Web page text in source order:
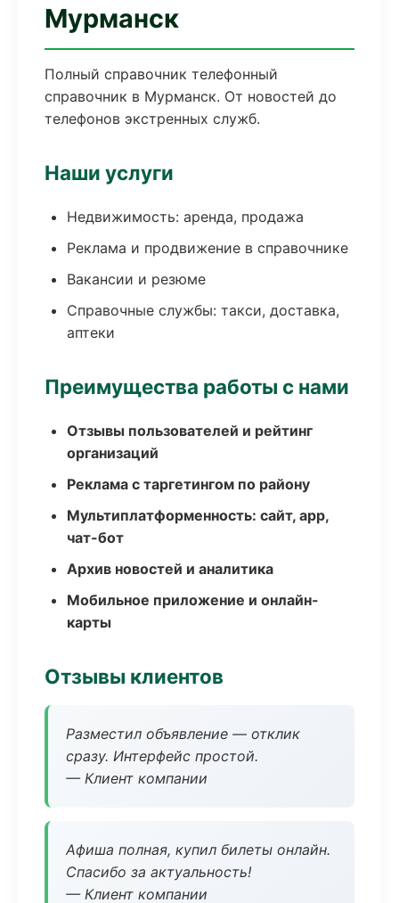
Мурманск
Полный справочник телефонный
справочник в Мурманск. От новостей до
телефонов экстренных служб.
Наши услуги
Недвижимость: аренда, продажа
Реклама и продвижение в справочнике
Вакансии и резюме
Справочные службы: такси, доставка,
аптеки
Преимущества работы с нами
Отзывы пользователей и рейтинг
организаций
Реклама с таргетингом по району
Мультиплатформенность: сайт, app,
чат-бот
Архив новостей и аналитика
Мобильное приложение и онлайн-
карты
Отзывы клиентов
Разместил объявление — отклик
сразу. Интерфейс простой.
— Клиент компании
Афиша полная, купил билеты онлайн.
Спасибо за актуальность!
— Клиент компании